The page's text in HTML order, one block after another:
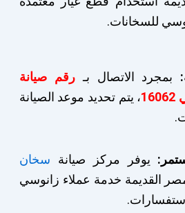
للسخانات.
بمجرد الاتصال بـرقم صيانة
، يتم تحديد موعد الصيانة
يوفر مركز صيانة سخان
القديمة خدمة عملاء زانوسي